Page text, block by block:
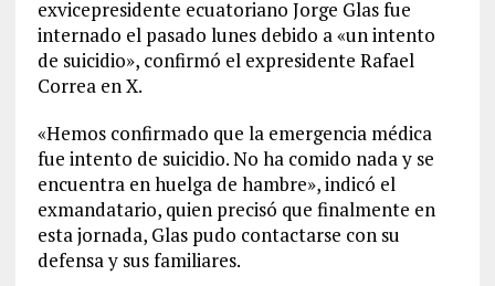
exvicepresidente ecuatoriano Jorge Glas fue
internado el pasado lunes debido a «un intento
de suicidio», confirmó el expresidente Rafael
Correa en X.
«Hemos confirmado que la emergencia médica
fue intento de suicidio. No ha comido nada y se
encuentra en huelga de hambre», indicó el
exmandatario, quien precisó que finalmente en
esta jornada, Glas pudo contactarse con su
defensa y sus familiares.